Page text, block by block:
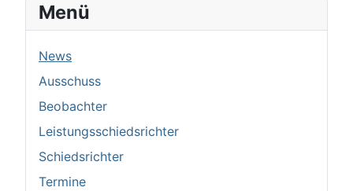
Menü
News
Ausschuss
Beobachter
Leistungsschiedsrichter
Schiedsrichter
Termine